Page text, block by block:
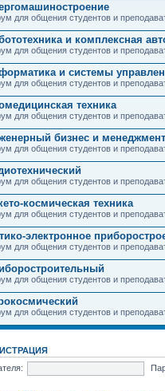
для общения студентов и
и комплексная
для общения студентов и
и системы
для общения студентов и
техника
для общения студентов и
бизнес и менеджмент
для общения студентов и
для общения студентов и
космическая техника
для общения студентов и
электронное
для общения студентов и
для общения студентов и
для общения студентов и